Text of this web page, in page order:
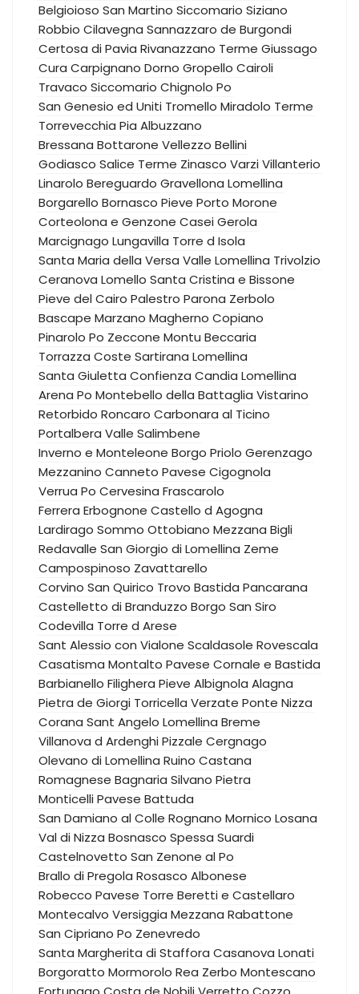
Belgioioso San Martino Siccomario Siziano
Robbio Cilavegna Sannazzaro de Burgondi
Certosa di Pavia Rivanazzano Terme Giussago
Cura Carpignano Dorno Gropello Cairoli
Travaco Siccomario Chignolo Po
San Genesio ed Uniti Tromello Miradolo Terme
Torrevecchia Pia Albuzzano
Bressana Bottarone Vellezzo Bellini
Godiasco Salice Terme Zinasco VarziVillanterio
Linarolo Bereguardo Gravellona Lomellina
Borgarello Bornasco Pieve Porto Morone
Corteolona e Genzone Casei Gerola
Marcignago Lungavilla Torre d Isola
Santa Maria della Versa Valle Lomellina Trivolzio
Ceranova Lomello Santa Cristina e Bissone
Pieve del Cairo Palestro Parona Zerbolo
Bascape Marzano Magherno Copiano
Pinarolo Po Zeccone Montu Beccaria
Torrazza Coste Sartirana Lomellina
Santa Giuletta Confienza Candia Lomellina
Arena Po Montebello della Battaglia Vistarino
Retorbido Roncaro Carbonara al Ticino
Portalbera Valle Salimbene
Inverno e Monteleone Borgo Priolo Gerenzago
Mezzanino Canneto Pavese Cigognola
Verrua Po Cervesina Frascarolo
Ferrera Erbognone Castello d Agogna
Lardirago Sommo Ottobiano Mezzana Bigli
Redavalle San Giorgio di Lomellina Zeme
Campospinoso Zavattarello
Corvino San Quirico Trovo Bastida Pancarana
Castelletto di Branduzzo Borgo San Siro
Codevilla Torre d Arese
Sant Alessio con Vialone Scaldasole Rovescala
Casatisma Montalto Pavese Cornale e Bastida
Barbianello Filighera Pieve Albignola Alagna
Pietra de Giorgi Torricella Verzate Ponte Nizza
Corana Sant Angelo Lomellina Breme
Villanova d ArdenghiPizzale Cergnago
Olevano di Lomellina Ruino Castana
Romagnese Bagnaria Silvano Pietra
Monticelli Pavese Battuda
San Damiano al Colle Rognano Mornico Losana
Val di Nizza Bosnasco Spessa Suardi
Castelnovetto San Zenone al Po
Brallo di Pregola Rosasco Albonese
Robecco Pavese Torre Beretti e Castellaro
Montecalvo Versiggia Mezzana Rabattone
San Cipriano Po Zenevredo
Santa Margherita di Staffora Casanova Lonati
Borgoratto Mormorolo Rea Zerbo Montescano